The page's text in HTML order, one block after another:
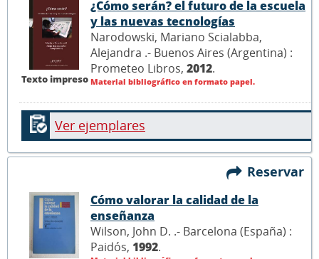
Texto impreso
¿Cómo serán? el futuro de la escuela
y las nuevas tecnologías
Narodowski, Mariano Scialabba,
Alejandra .- Buenos Aires (Argentina) :
Prometeo Libros, 2012.
Material bibliográfico en formato papel.
Ver ejemplares
Reservar
Cómo valorar la calidad de la
enseñanza
Wilson, John D. .- Barcelona (España) :
Paidós, 1992.